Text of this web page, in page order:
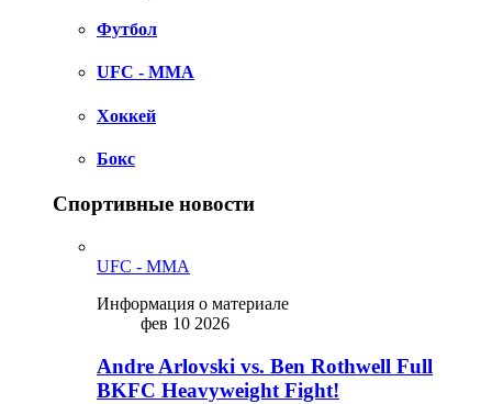
Футбол
UFC - MMA
Хоккей
Бокс
Спортивные новости
UFC - MMA
Информация о материале
фев 10 2026
Andre Arlovski vs. Ben Rothwell Full
BKFC Heavyweight Fight!